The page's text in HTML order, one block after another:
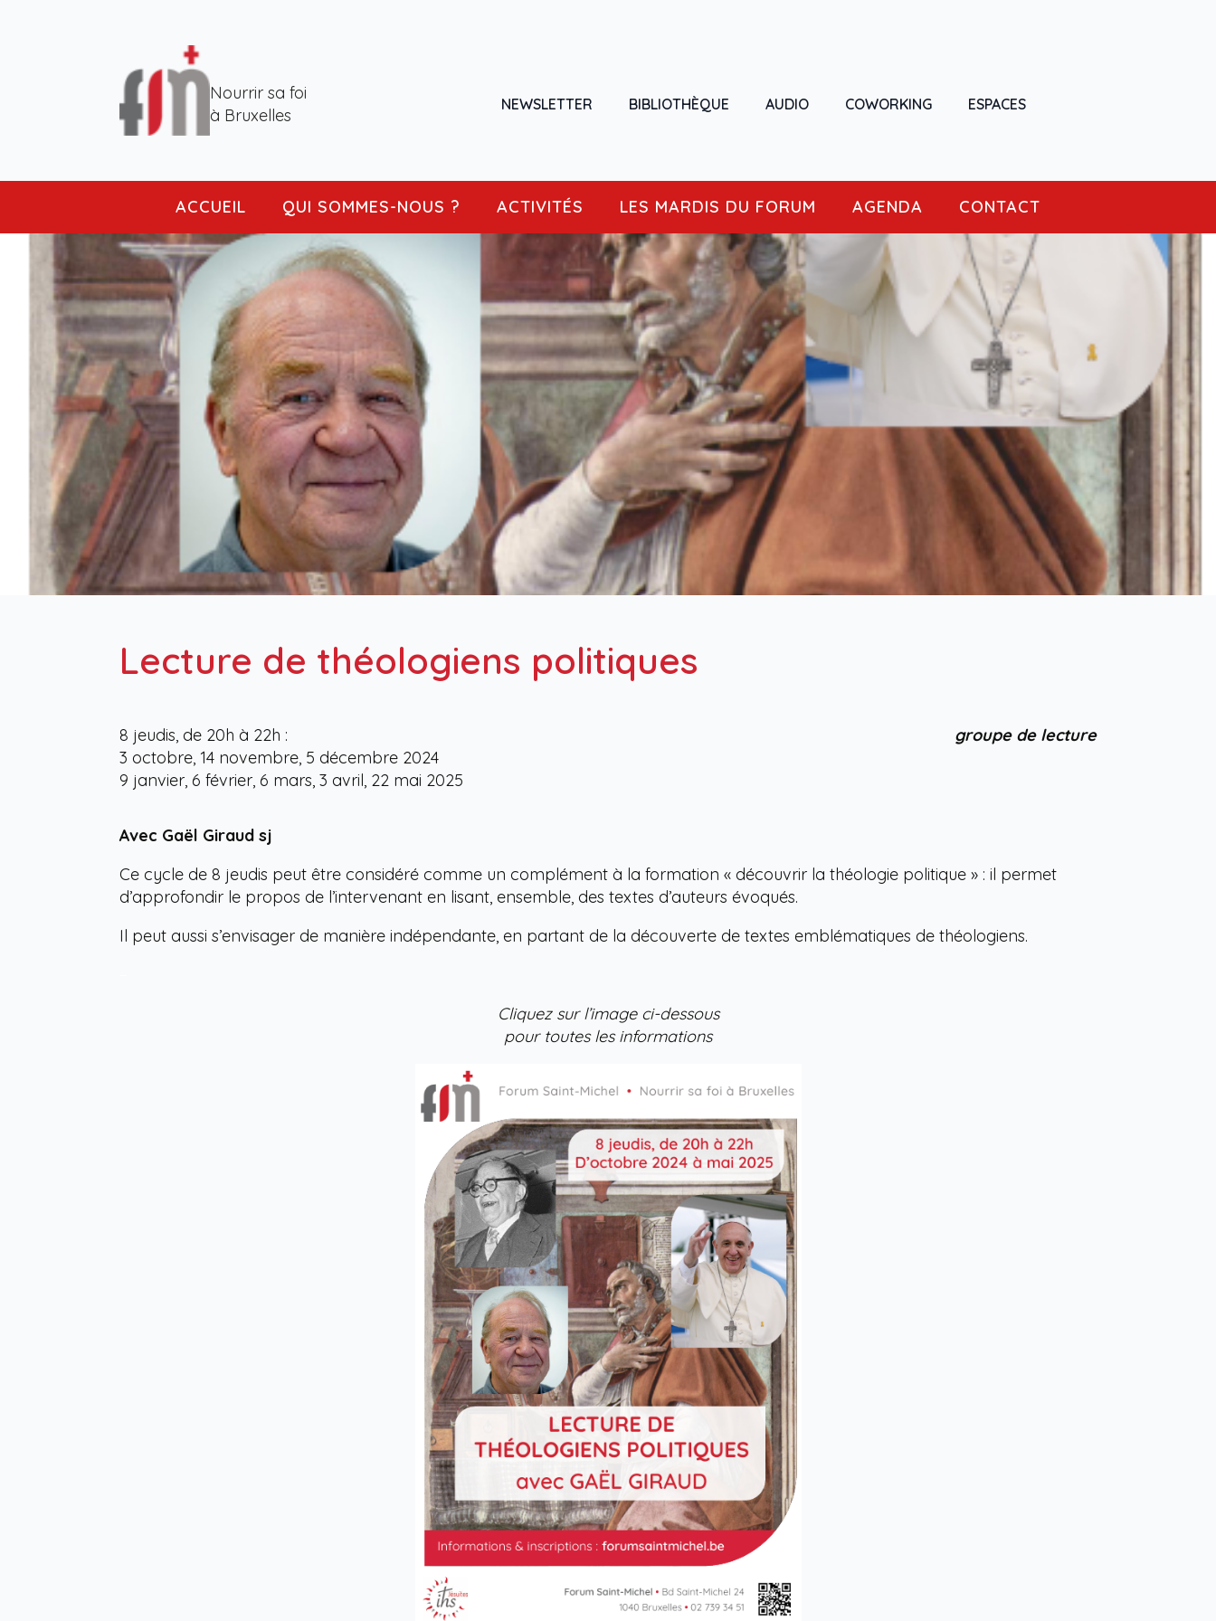
Nourrir sa foi
à Bruxelles
NEWSLETTER BIBLIOTHÈQUE AUDIO COWORKING ESPACES
ACCUEIL QUI SOMMES-NOUS ? ACTIVITÉS LES MARDIS DU FORUM AGENDA CONTACT
Lecture de théologiens politiques
8 jeudis, de 20h à 22h :
3 octobre, 14 novembre, 5 décembre 2024
9 janvier, 6 février, 6 mars, 3 avril, 22 mai 2025
groupe de lecture
Avec Gaël Giraud sj
Ce cycle de 8 jeudis peut être considéré comme un complément à la formation « découvrir la théologie politique » : il permet
d’approfondir le propos de l’intervenant en lisant, ensemble, des textes d’auteurs évoqués.
Il peut aussi s’envisager de manière indépendante, en partant de la découverte de textes emblématiques de théologiens.
Cliquez sur l’image ci-dessous
pour toutes les informations